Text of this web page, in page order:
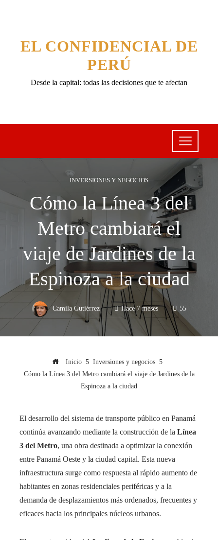
EL CONFIDENCIAL DE
PERÚ
Desde la capital: todas las decisiones que te afectan
INVERSIONES Y NEGOCIOS
Cómo la Línea 3 del
Metro cambiará el
viaje de Jardines de la
Espinoza a la ciudad
Camila Gutiérrez Hace 7 meses 55
Inicio
Inversiones y negocios
Cómo la Línea 3 del Metro cambiará el viaje de Jardines de la
Espinoza a la ciudad
El desarrollo del sistema de transporte público en Panamá
continúa avanzando mediante la construcción de la Línea
3 del Metro, una obra destinada a optimizar la conexión
entre Panamá Oeste y la ciudad capital. Esta nueva
infraestructura surge como respuesta al rápido aumento de
habitantes en zonas residenciales periféricas y a la
demanda de desplazamientos más ordenados, frecuentes y
eficaces hacia los principales núcleos urbanos.